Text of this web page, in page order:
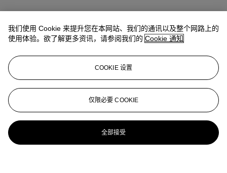
我们使用 Cookie 来提升您在本网站、我们的通讯以及整个网路上的
使用体验。欲了解更多资讯，请参阅我们的 Cookie 通知
COOKIE 设置
仅限必要 COOKIE
全部接受